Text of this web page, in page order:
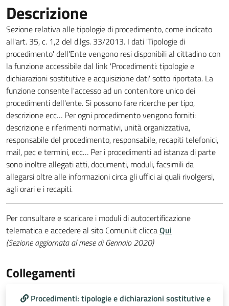
Descrizione
Sezione relativa alle tipologie di procedimento, come indicato
all'art. 35, c. 1,2 del d.lgs. 33/2013. I dati 'Tipologie di
procedimento' dell'Ente vengono resi disponibili al cittadino con
la funzione accessibile dal link 'Procedimenti: tipologie e
dichiarazioni sostitutive e acquisizione dati' sotto riportata. La
funzione consente l'accesso ad un contenitore unico dei
procedimenti dell'ente. Si possono fare ricerche per tipo,
descrizione ecc… Per ogni procedimento vengono forniti:
descrizione e riferimenti normativi, unità organizzativa,
responsabile del procedimento, responsabile, recapiti telefonici,
mail, pec e termini, ecc… Per i procedimenti ad istanza di parte
sono inoltre allegati atti, documenti, moduli, facsimili da
allegarsi oltre alle informazioni circa gli uffici ai quali rivolgersi,
agli orari e i recapiti.
Per consultare e scaricare i moduli di autocertificazione
telematica e accedere al sito Comuni.it cliccaQui
(Sezione aggiornata al mese di Gennaio 2020)
Collegamenti
Procedimenti: tipologie e dichiarazioni sostitutive e